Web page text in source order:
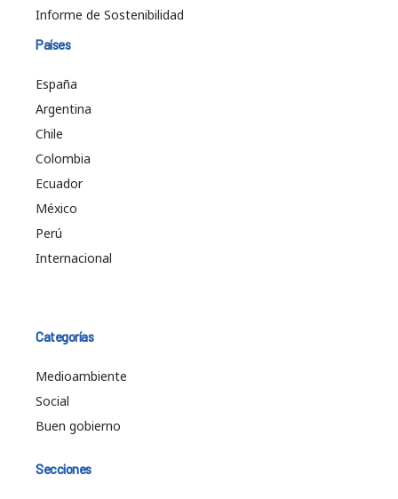
Informe de Sostenibilidad
Países
España
Argentina
Chile
Colombia
Ecuador
México
Perú
Internacional
Categorías
Medioambiente
Social
Buen gobierno
Secciones